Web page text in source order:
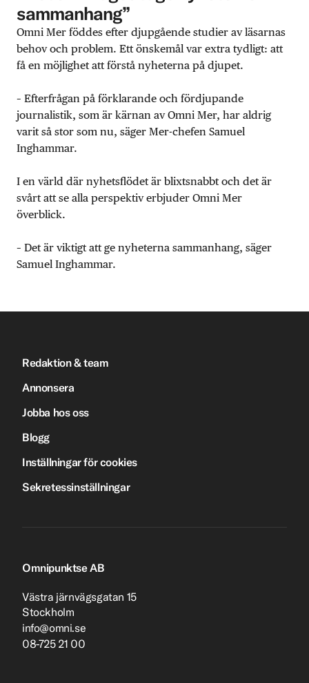
sammanhang”
Omni Mer föddes efter djupgående studier av läsarnas
behov och problem. Ett önskemål var extra tydligt: att
få en möjlighet att förstå nyheterna på djupet.
– Efterfrågan på förklarande och fördjupande
journalistik, som är kärnan av Omni Mer, har aldrig
varit så stor som nu, säger Mer-chefen Samuel
Inghammar.
I en värld där nyhetsflödet är blixtsnabbt och det är
svårt att se alla perspektiv erbjuder Omni Mer
överblick.
– Det är viktigt att ge nyheterna sammanhang, säger
Samuel Inghammar.
Redaktion & team
Annonsera
Jobba hos oss
Blogg
Inställningar för cookies
Sekretessinställningar
Omnipunktse AB
Västra järnvägsgatan 15
Stockholm
info@omni.se
08-725 21 00